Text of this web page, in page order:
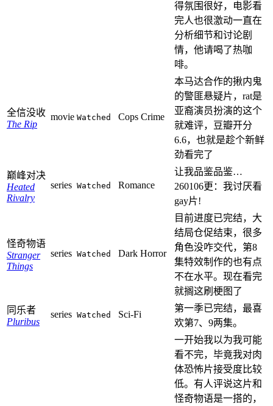
得氛围很好，电影看
完人也很激动一直在
分析细节和讨论剧
情，他请喝了热咖
啡。
全信没收
The Rip
movie Watched Cops Crime
本马达合作的揪内鬼
的警匪悬疑片，rat是
亚裔演员扮演的这个
就难评，豆瓣开分
6.6，也就是趁个新鲜
劲看完了
巅峰对决
Heated
Rivalry
series Watched Romance
让我品鉴品鉴…
260106更：我讨厌看
gay片!
怪奇物语
Stranger
Things
series Watched Dark Horror
目前进度已完结，大
结局仓促结束，很多
角色没咋交代，第8
集特效制作的也有点
不在水平。现在看完
就搁这刷梗图了
同乐者
Pluribus
series Watched Sci-Fi
第一季已完结，最喜
欢第7、9两集。
一开始我以为我可能
看不完，毕竟我对肉
体恐怖片接受度比较
低。有人评说这片和
怪奇物语是一搭的，